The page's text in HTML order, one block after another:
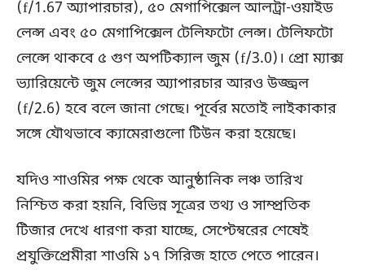
(f/1.67 অ্যাপারচার), ৫০ মেগাপিক্সেল আলট্রা-ওয়াইড
লেন্স এবং ৫০ মেগাপিক্সেল টেলিফটো লেন্স। টেলিফটো
লেন্সে থাকবে ৫ গুণ অপটিক্যাল জুম (f/3.0)। প্রো ম্যাক্স
ভ্যারিয়েন্টে জুম লেন্সের অ্যাপারচার আরও উজ্জ্বল
(f/2.6) হবে বলে জানা গেছে। পূর্বের মতোই লাইকাকার
সঙ্গে যৌথভাবে ক্যামেরাগুলো টিউন করা হয়েছে।
যদিও শাওমির পক্ষ থেকে আনুষ্ঠানিক লঞ্চ তারিখ
নিশ্চিত করা হয়নি, বিভিন্ন সূত্রের তথ্য ও সাম্প্রতিক
টিজার দেখে ধারণা করা যাচ্ছে, সেপ্টেম্বরের শেষেই
প্রযুক্তিপ্রেমীরা শাওমি ১৭ সিরিজ হাতে পেতে পারেন।